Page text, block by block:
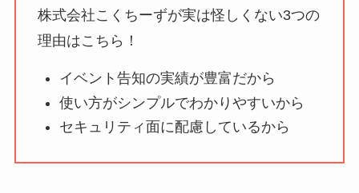
ミ・評価が正直ヤバ
いって本当？
【怪しい？】株式会
社TAPPの口コミ・評
株式会社こくちーずが実は怪しくない3つの
理由はこちら！
イベント告知の実績が豊富だから
使い方がシンプルでわかりやすいから
セキュリティ面に配慮しているから